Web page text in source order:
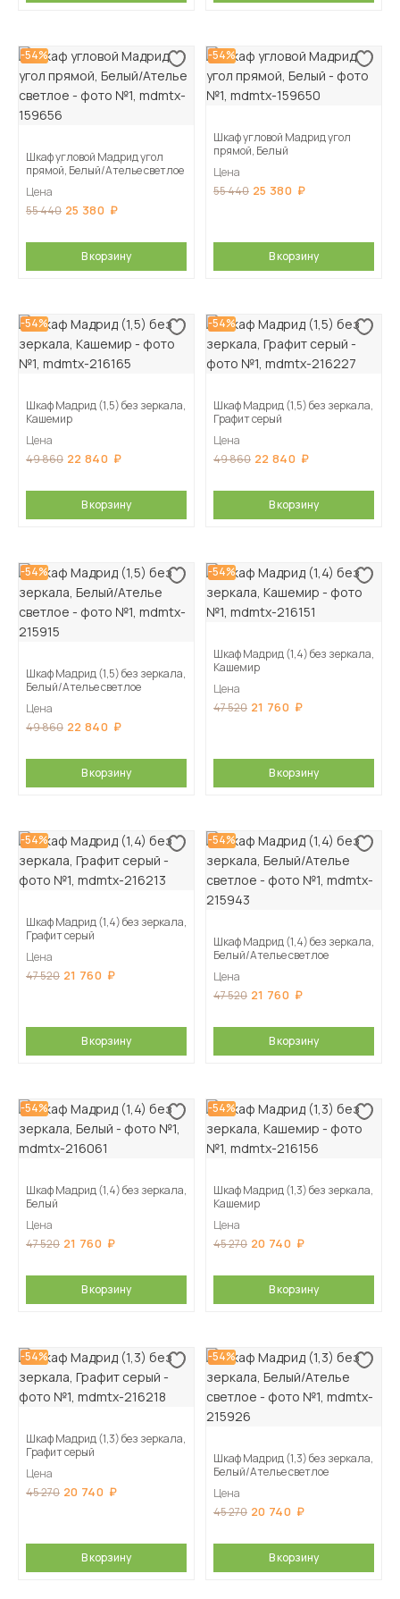
-54%
Шкаф угловой Мадрид угол
прямой, Белый/Ателье светлое
Цена
55 440 25 380
В корзину
-54%
Шкаф угловой Мадрид угол
прямой, Белый
Цена
55 440 25 380
В корзину
-54%
Шкаф Мадрид (1,5) без зеркала,
Кашемир
Цена
49 860 22 840
В корзину
-54%
Шкаф Мадрид (1,5) без зеркала,
Графит серый
Цена
49 860 22 840
В корзину
-54%
Шкаф Мадрид (1,5) без зеркала,
Белый/Ателье светлое
Цена
49 860 22 840
В корзину
-54%
Шкаф Мадрид (1,4) без зеркала,
Кашемир
Цена
47 520 21 760
В корзину
-54%
Шкаф Мадрид (1,4) без зеркала,
Графит серый
Цена
47 520 21 760
В корзину
-54%
Шкаф Мадрид (1,4) без зеркала,
Белый/Ателье светлое
Цена
47 520 21 760
В корзину
-54%
Шкаф Мадрид (1,4) без зеркала,
Белый
Цена
47 520 21 760
В корзину
-54%
Шкаф Мадрид (1,3) без зеркала,
Кашемир
Цена
45 270 20 740
В корзину
-54%
Шкаф Мадрид (1,3) без зеркала,
Графит серый
Цена
45 270 20 740
В корзину
-54%
Шкаф Мадрид (1,3) без зеркала,
Белый/Ателье светлое
Цена
45 270 20 740
В корзину